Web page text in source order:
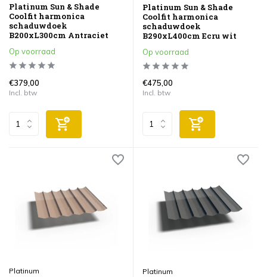
Platinum Sun & Shade
Coolfit harmonica
schaduwdoek
B200xL300cm Antraciet
Op voorraad
€379,00
Incl. btw
Platinum Sun & Shade
Coolfit harmonica
schaduwdoek
B290xL400cm Ecru wit
Op voorraad
€475,00
Incl. btw
Platinum Platinum